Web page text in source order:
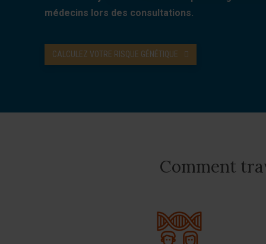
médecins lors des consultations.
CALCULEZ VOTRE RISQUE GÉNÉTIQUE
Comment